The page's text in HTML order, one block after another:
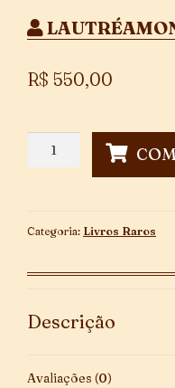
R$ 550,00
Coleção
quantidade
Categoria: Livros Raros
Descrição
Avaliações (0)